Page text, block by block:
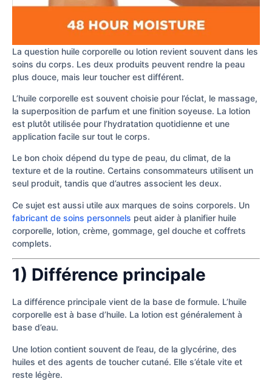
La question huile corporelle ou lotion revient souvent dans les
soins du corps. Les deux produits peuvent rendre la peau
plus douce, mais leur toucher est différent.
L’huile corporelle est souvent choisie pour l’éclat, le massage,
la superposition de parfum et une finition soyeuse. La lotion
est plutôt utilisée pour l’hydratation quotidienne et une
application facile sur tout le corps.
Le bon choix dépend du type de peau, du climat, de la
texture et de la routine. Certains consommateurs utilisent un
seul produit, tandis que d’autres associent les deux.
Ce sujet est aussi utile aux marques de soins corporels. Un
fabricant de soins personnels peut aider à planifier huile
corporelle, lotion, crème, gommage, gel douche et coffrets
complets.
1) Différence principale
La différence principale vient de la base de formule. L’huile
corporelle est à base d’huile. La lotion est généralement à
base d’eau.
Une lotion contient souvent de l’eau, de la glycérine, des
huiles et des agents de toucher cutané. Elle s’étale vite et
reste légère.